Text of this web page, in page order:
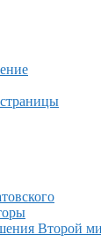
Второй